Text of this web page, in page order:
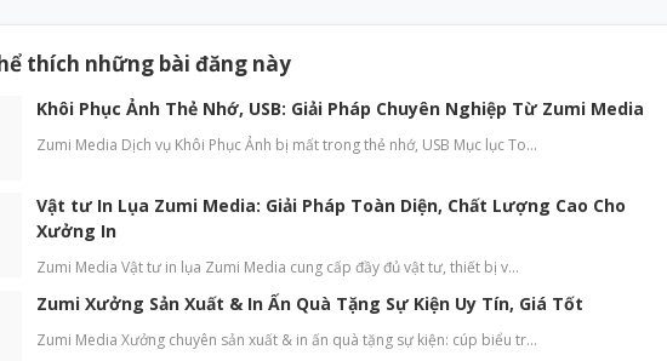
thích những bài đăng này
Khôi Phục Ảnh Thẻ Nhớ, USB: Giải Pháp Chuyên Nghiệp Từ Zumi Media
Zumi Media Dịch vụ Khôi Phục Ảnh bị mất trong thẻ nhớ, USB Mục lục To…
Vật tư In Lụa Zumi Media: Giải Pháp Toàn Diện, Chất Lượng Cao Cho
Xưởng In
Zumi Media Vật tư in lụa Zumi Media cung cấp đầy đủ vật tư, thiết bị v…
Zumi Xưởng Sản Xuất & In Ấn Quà Tặng Sự Kiện Uy Tín, Giá Tốt
Zumi Media Xưởng chuyên sản xuất & in ấn quà tặng sự kiện: cúp biểu tr…